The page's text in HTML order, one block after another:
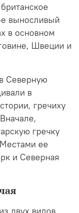
выносливый
в основном
Швеции и
Северную
в
гречиху
гречку
ее
и Северная